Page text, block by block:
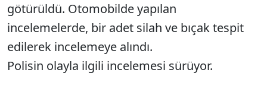
götürüldü. Otomobilde yapılan
incelemelerde, bir adet silah ve bıçak tespit
edilerek incelemeye alındı.
Polisin olayla ilgili incelemesi sürüyor.